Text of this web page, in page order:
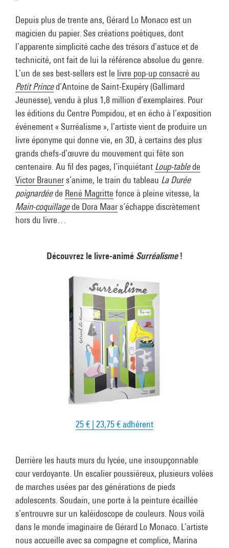
Depuis plus de trente ans, Gérard Lo Monaco est un
magicien du papier. Ses créations poétiques, dont
l’apparente simplicité cache des trésors d’astuce et de
technicité, ont fait de lui la référence absolue du genre.
L’un de ses best-sellers est le livre pop-up consacré au
Petit Princed’Antoine de Saint-Exupéry (Gallimard
Jeunesse), vendu à plus 1,8 million d’exemplaires. Pour
les éditions du Centre Pompidou, et en écho à l’exposition
événement « Surréalisme », l’artiste vient de produire un
livre éponyme qui donne vie, en 3D, à certains des plus
grands chefs-d’œuvre du mouvement qui fête son
centenaire. Au fil des pages, l’inquiétant Loup-tablede
Victor Brauners’anime, le train du tableau La Durée
poignardéede René Magritte fonce à pleine vitesse, la
Main-coquillagede Dora Maars’échappe discrètement
hors du livre…
Découvrez le livre-animé Surréalisme!
25 € | 23,75 € adhérent
Derrière les hauts murs du lycée, une insoupçonnable
cour verdoyante. Un escalier poussiéreux, plusieurs volées
de marches usées par des générations de pieds
adolescents. Soudain, une porte à la peinture écaillée
s’entrouvre sur un kaléidoscope de couleurs. Nous voilà
dans le monde imaginaire de Gérard Lo Monaco. L’artiste
nous accueille avec sa compagne et complice, Marina